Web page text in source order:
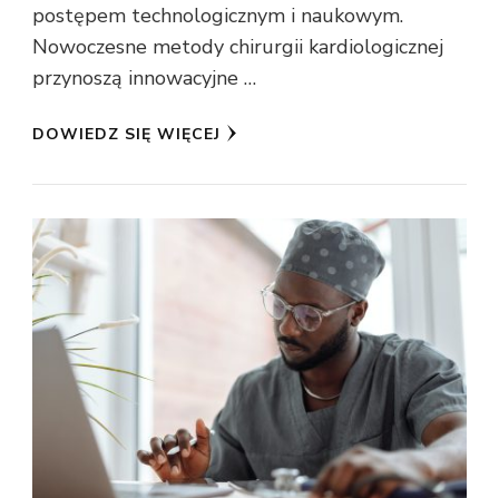
postępem technologicznym i naukowym.
Nowoczesne metody chirurgii kardiologicznej
przynoszą innowacyjne …
DOWIEDZ SIĘ WIĘCEJ